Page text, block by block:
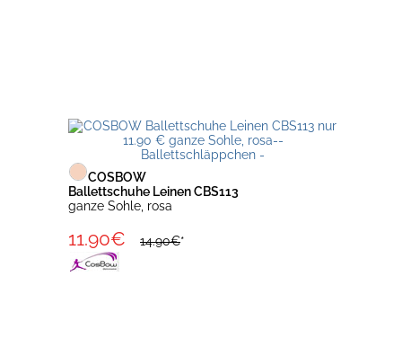
COSBOW
Ballettschuhe Leinen CBS113
ganze Sohle, rosa
11.90€ 14.90€*